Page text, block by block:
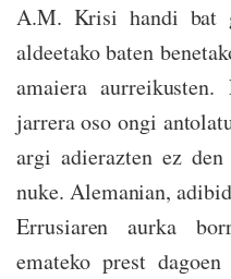
A.M. Krisi handi bat
aldeetako baten
amaiera aurreikusten.
jarrera oso ongi
argi adierazten ez
nuke. Alemanian,
Errusiaren aurka
emateko prest